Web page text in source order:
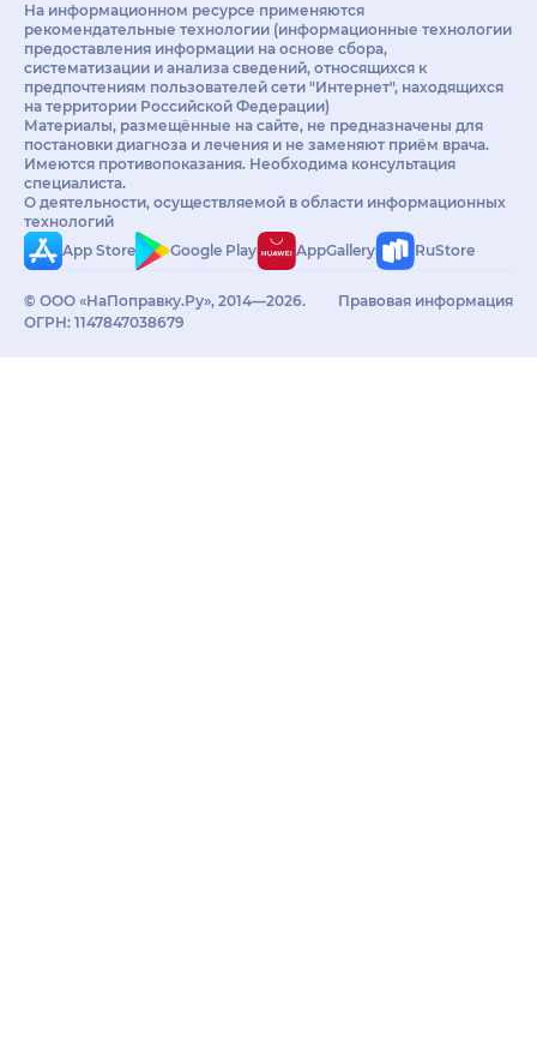
На информационном ресурсе применяются
рекомендательные технологии (информационные технологии
предоставления информации на основе сбора,
систематизации и анализа сведений, относящихся к
предпочтениям пользователей сети "Интернет", находящихся
на территории Российской Федерации)
Материалы, размещённые на сайте, не предназначены для
постановки диагноза и лечения и не заменяют приём врача.
Имеются противопоказания. Необходима консультация
специалиста.
О деятельности, осуществляемой в области информационных
технологий
App Store
Google Play AppGallery RuStore
© ООО «НаПоправку.Ру», 2014—2026.
ОГРН: 1147847038679
Правовая информация